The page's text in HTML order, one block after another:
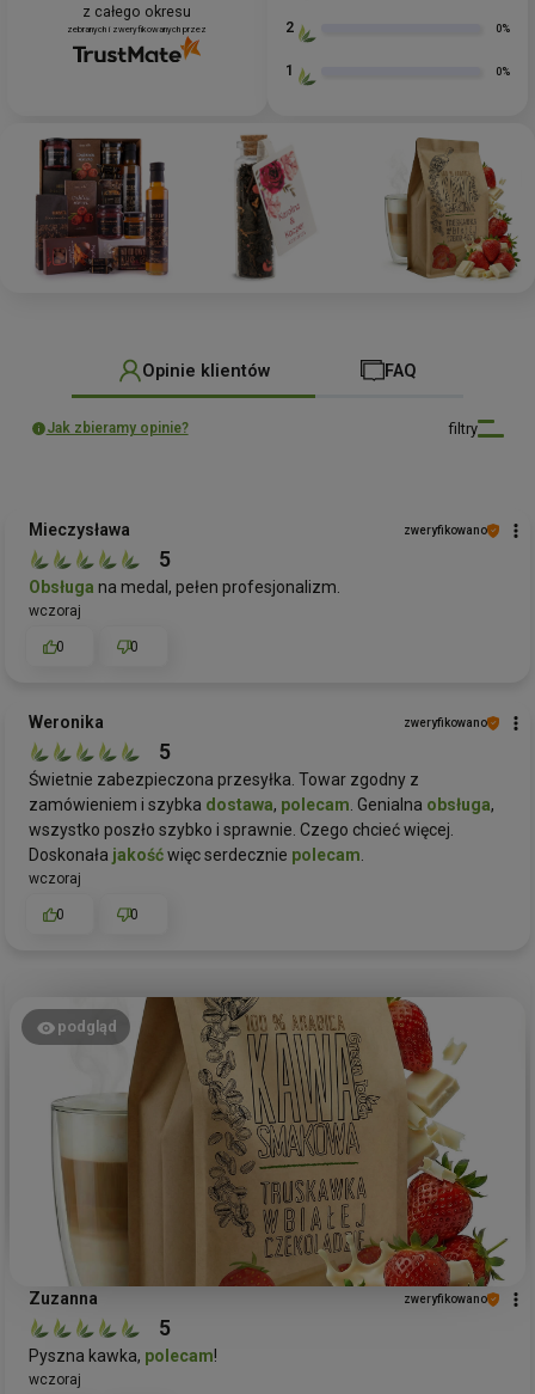
z całego okresu
zebranych i zweryfikowanych przez 2 0%
1 0%
Opinie klientów FAQ
filtry
Jak zbieramy opinie?
Mieczysława zweryfikowano
5
Obsługa na medal, pełen profesjonalizm.
wczoraj
0 0
Weronika zweryfikowano
5
Świetnie zabezpieczona przesyłka. Towar zgodny z
zamówieniem i szybka dostawa, polecam. Genialna obsługa,
wszystko poszło szybko i sprawnie. Czego chcieć więcej.
Doskonała jakośćwięc serdecznie polecam.
wczoraj
0 0
podgląd
Zuzanna zweryfikowano
5
Pyszna kawka, polecam!
wczoraj